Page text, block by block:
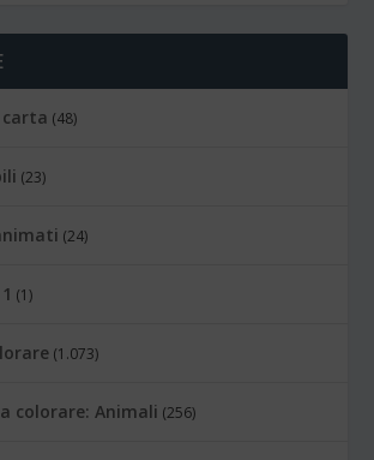
carta (48)
(23)
(24)
(1)
(1.073)
colorare: Animali (256)